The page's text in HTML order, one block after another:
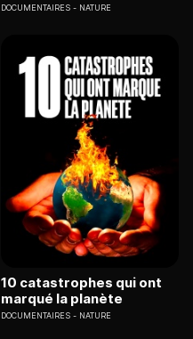
DOCUMENTAIRES NATURE
10 catastrophes qui ont
marqué la planète
DOCUMENTAIRES NATURE